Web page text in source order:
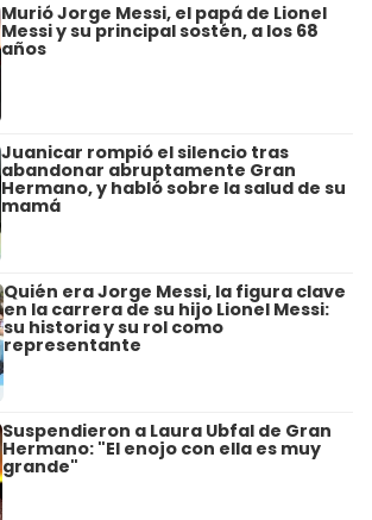
Murió Jorge Messi, el papá de Lionel
Messi y su principal sostén, a los 68
años
Juanicar rompió el silencio tras
abandonar abruptamente Gran
Hermano, y habló sobre la salud de su
mamá
Quién era Jorge Messi, la figura clave
en la carrera de su hijo Lionel Messi:
su historia y su rol como
representante
Suspendieron a Laura Ubfal de Gran
Hermano: "El enojo con ella es muy
grande"